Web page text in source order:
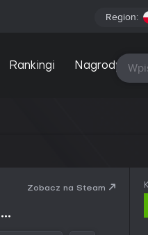
Region:
Rankingi Nagrody
Zobacz na Steam